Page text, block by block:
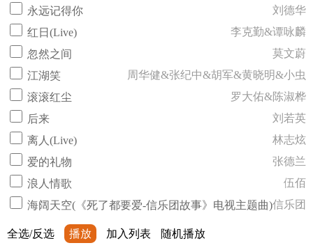
永远记得你
刘德华
红日(Live)
李克勤&谭咏麟
忽然之间
莫文蔚
江湖笑
周华健&张纪中&胡军&黄晓明&小虫
滚滚红尘
罗大佑&陈淑桦
后来
刘若英
离人(Live)
林志炫
爱的礼物
张德兰
浪人情歌
伍佰
海阔天空(《死了都要爱-信乐团故事》电视主题曲)信乐团
全选/反选 播放 加入列表 随机播放